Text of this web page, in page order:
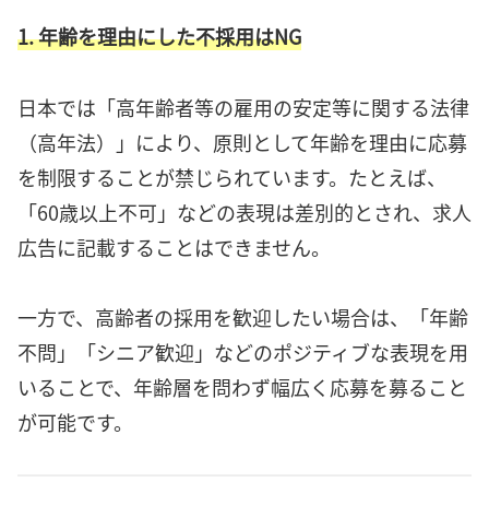
1. 年齢を理由にした不採用はNG
日本では「高年齢者等の雇用の安定等に関する法律
（高年法）」により、原則として年齢を理由に応募
を制限することが禁じられています。たとえば、
「60歳以上不可」などの表現は差別的とされ、求人
広告に記載することはできません。
一方で、高齢者の採用を歓迎したい場合は、「年齢
不問」「シニア歓迎」などのポジティブな表現を用
いることで、年齢層を問わず幅広く応募を募ること
が可能です。